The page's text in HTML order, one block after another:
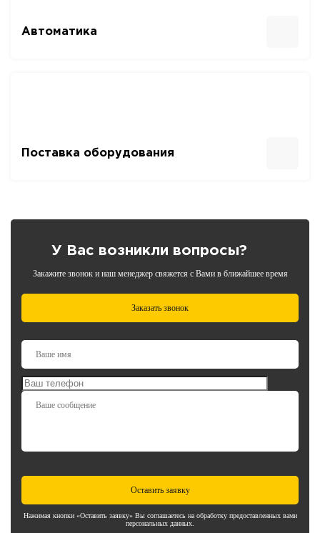
Автоматика
Поставка оборудования
У Вас возникли вопросы?
Закажите звонок и наш менеджер свяжется с Вами в ближайшее время
Заказать звонок
Нажимая кнопки «Оставить заявку» Вы соглашаетесь на обработку предоставленных вами
персональных данных.
Оставить заявку